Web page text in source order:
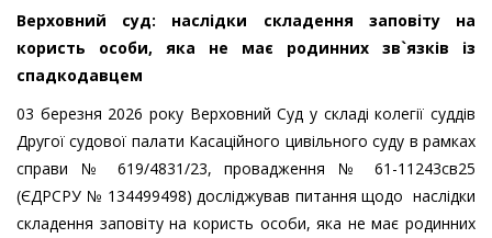
Верховний суд: наслідки складення заповіту на
користь особи, яка не має родинних зв`язків із
спадкодавцем
03 березня 2026 року Верховний Суд у складі колегії суддів
Другої судової палати Касаційного цивільного суду в рамках
справи № 619/4831/23, провадження № 61-11243св25
(ЄДРСРУ № 134499498) досліджував питання щодо наслідки
складення заповіту на користь особи, яка не має родинних